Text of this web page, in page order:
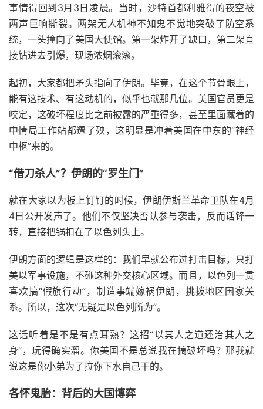
事情得回到3月3日凌晨。当时，沙特首都利雅得的夜空被
两声巨响撕裂。两架无人机神不知鬼不觉地突破了防空系
统，一头撞向了美国大使馆。第一架炸开了缺口，第二架直
接钻进去引爆，现场浓烟滚滚。
起初，大家都把矛头指向了伊朗。毕竟，在这个节骨眼上，
能有这技术、有这动机的，似乎也就那几位。美国官员更是
咬定，这破坏程度比之前披露的严重得多，甚至里面藏着的
中情局工作站都遭了殃，这明显是冲着美国在中东的“神经
中枢”来的。
“借刀杀人”？伊朗的“罗生门”
就在大家以为板上钉钉的时候，伊朗伊斯兰革命卫队在4月
4日公开发声了。他们不仅坚决否认参与袭击，反而话锋一
转，直接把锅扣在了以色列头上。
伊朗方面的逻辑是这样的：我们早就公布过打击目标，只打
美以军事设施，不碰这种外交核心区域。而且，以色列一贯
喜欢搞“假旗行动”，制造事端嫁祸伊朗，挑拨地区国家关
系。所以，这次“无疑是以色列所为”。
这话听着是不是有点耳熟？这招“以其人之道还治其人之
身”，玩得确实溜。你美国不是总说我在搞破坏吗？那我就
说这是你小弟为了拉你下水自己干的。
各怀鬼胎：背后的大国博弈